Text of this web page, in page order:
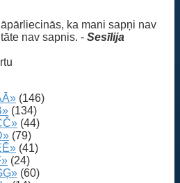
ka mani sapņi nav
nav sapnis. - Sesīlija
(146)
(134)
(44)
(79)
(41)
(24)
(60)